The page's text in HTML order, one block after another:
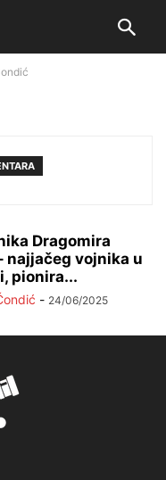
Dragomira
najjačeg vojnika u
pionira...
- 24/06/2025